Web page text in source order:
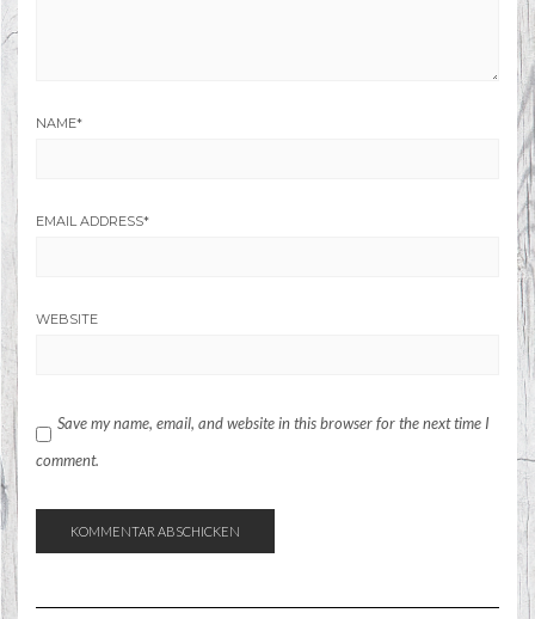
NAME*
EMAIL ADDRESS*
WEBSITE
Save my name, email, and website in this browser for the next time I
comment.